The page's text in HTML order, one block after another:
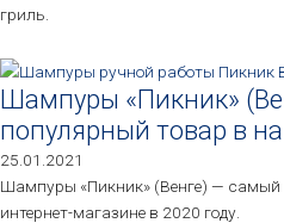
гриль.
Шампуры «Пикник»
популярный товар в
25.01.2021
Шампуры «Пикник» (Венге) —
интернет-магазине в 2020 году.